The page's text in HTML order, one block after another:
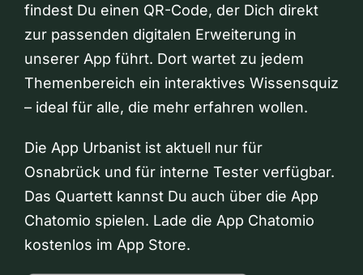
findest Du einen QR-Code, der Dich direkt
zur passenden digitalen Erweiterung in
unserer App führt. Dort wartet zu jedem
Themenbereich ein interaktives Wissensquiz
– ideal für alle, die mehr erfahren wollen.
Die App Urbanist ist aktuell nur für
Osnabrück und für interne Tester verfügbar.
Das Quartett kannst Du auch über die App
Chatomio spielen. Lade die App Chatomio
kostenlos im App Store.